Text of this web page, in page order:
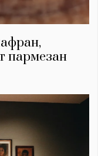
пармезан